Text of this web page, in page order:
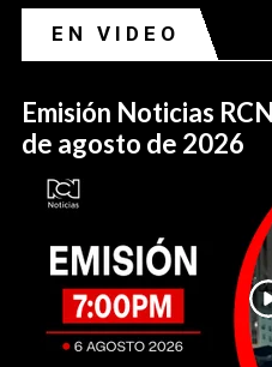
EN VIDEO
Emisión Noticias
de agosto de 2026